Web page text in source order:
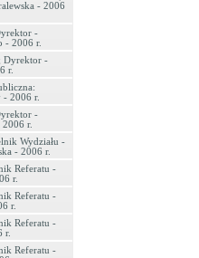
- 2006
-
- 2006 r.
Dyrektor -
r.
- 2006 r.
-
2006 r.
Wydziału -
- 2006 r.
Referatu -
r.
Referatu -
r.
Referatu -
r.
Referatu -